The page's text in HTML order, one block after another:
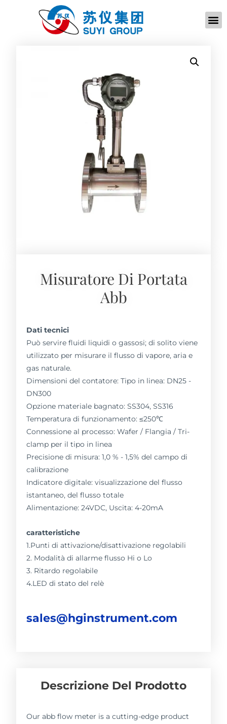
Misuratore Di Portata
Abb
Dati tecnici
Può servire fluidi liquidi o gassosi; di solito viene
utilizzato per misurare il flusso di vapore, aria e
gas naturale.
Dimensioni del contatore: Tipo in linea: DN25 -
DN300
Opzione materiale bagnato: SS304, SS316
Temperatura di funzionamento: ≤250℃
Connessione al processo: Wafer / Flangia / Tri-
clamp per il tipo in linea
Precisione di misura: 1,0 % - 1,5% del campo di
calibrazione
Indicatore digitale: visualizzazione del flusso
istantaneo, del flusso totale
Alimentazione: 24VDC, Uscita: 4-20mA
caratteristiche
1.Punti di attivazione/disattivazione regolabili
2. Modalità di allarme flusso Hi o Lo
3. Ritardo regolabile
4.LED di stato del relè
sales@hginstrument.com
Descrizione Del Prodotto
Our abb flow meter is a cutting-edge product